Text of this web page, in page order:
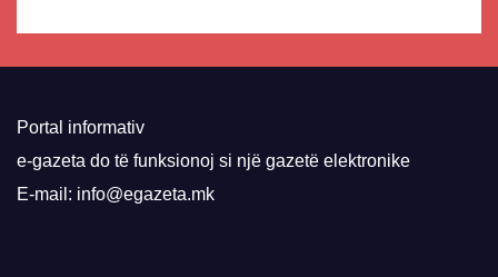
Portal informativ
e-gazeta do të funksionoj si një gazetë elektronike
E-mail: info@egazeta.mk